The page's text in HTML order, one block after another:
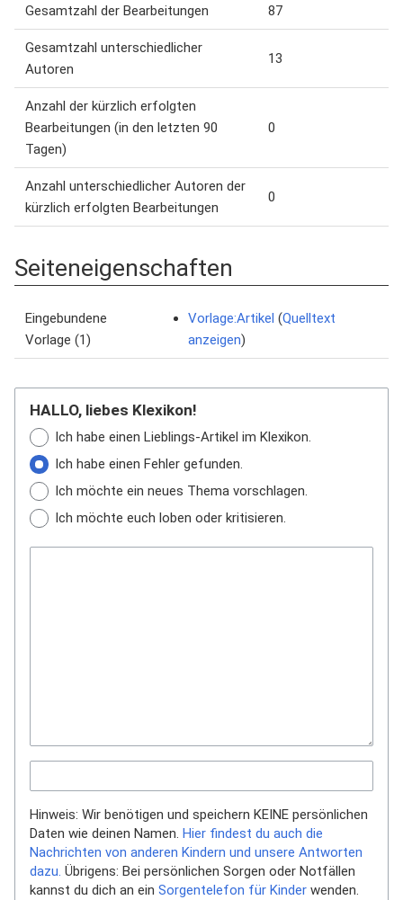
Gesamtzahl der Bearbeitungen 87
Gesamtzahl unterschiedlicher
Autoren
13
Anzahl der kürzlich erfolgten
Bearbeitungen (in den letzten 90
Tagen)
0
Anzahl unterschiedlicher Autoren der
kürzlich erfolgten Bearbeitungen
0
Seiteneigenschaften
Eingebundene
Vorlage (1)
Vorlage:Artikel (Quelltext
anzeigen)
HALLO, liebes Klexikon!
Ich habe einen Lieblings-Artikel im Klexikon.
Ich habe einen Fehler gefunden.
Ich möchte ein neues Thema vorschlagen.
Ich möchte euch loben oder kritisieren.
Hinweis: Wir benötigen und speichern KEINE persönlichen
Daten wie deinen Namen. Hier findest du auch die
Nachrichten von anderen Kindern und unsere Antworten
dazu. Übrigens: Bei persönlichen Sorgen oder Notfällen
kannst du dich an ein Sorgentelefon für Kinder wenden.